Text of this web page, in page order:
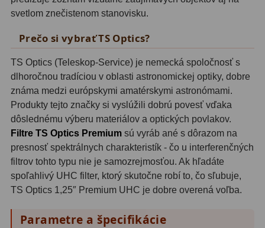
Filtry CCD Hα, OIII7
Filtrové kolesá a rámy16
Rovnače a reduktory13
Pointácia a zaostrenie26
Kalibrace8
ADC, Tilting 14
Rotátory34
Komponenty78
Helical výťahy11
svetlom znečistenom stanovisku.
Prečo si vybrať TS Optics?
TS Optics (Teleskop-Service) je nemecká spoločnosť s
dlhoročnou tradíciou v oblasti astronomickej optiky, dobre
známa medzi európskymi amatérskymi astronómami.
Produkty tejto značky si vyslúžili dobrú povesť vďaka
dôslednému výberu materiálov a optických povlakov.
Filtre TS Optics Premium sú vyráb ané s dôrazom na
presnosť spektrálnych charakteristík - čo u interferenčných
filtrov tohto typu nie je samozrejmosťou. Ak hľadáte
spoľahlivý UHC filter, ktorý skutočne robí to, čo sľubuje,
TS Optics 1,25″ Premium UHC je dobre overená voľba.
Parametre a špecifikácie